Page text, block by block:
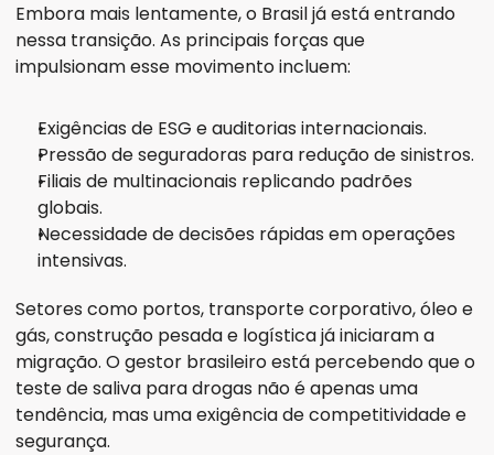
Embora mais lentamente, o Brasil já está entrando
nessa transição. As principais forças que
impulsionam esse movimento incluem:
Exigências de ESG e auditorias internacionais.
Pressão de seguradoras para redução de sinistros.
Filiais de multinacionais replicando padrões
globais.
Necessidade de decisões rápidas em operações
intensivas.
Setores como portos, transporte corporativo, óleo e
gás, construção pesada e logística já iniciaram a
migração. O gestor brasileiro está percebendo que o
teste de saliva para drogas não é apenas uma
tendência, mas uma exigência de competitividade e
segurança.